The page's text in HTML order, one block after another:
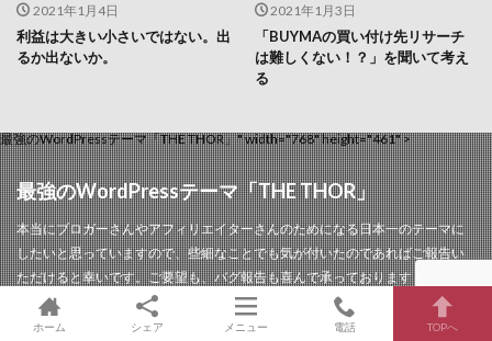
2021年1月4日
利益は大きい小さいではない。出
るか出ないか。
2021年1月3日
「BUYMAの買い付け先リサーチ
は難しくない！？」を聞いて考え
る
最強のWordPressテーマ「THE THOR」" width="768" height="461" >
最強のWordPressテーマ「THE THOR」
本当にブロガーさんやアフィリエイターさんのためになる日本一のテーマに
したいと思っていますので、些細なことでも気が付いたのであればご報告い
ただけると幸いです。ご要望も、バグ報告も喜んで承っております！
ホーム シェア メニュー 電話 TOPへ